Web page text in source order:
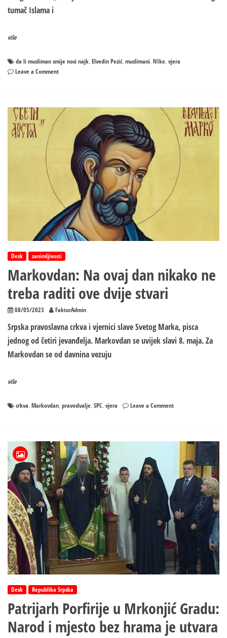
tumač Islama i
više
da li musliman smije nosi najk, Elvedin Pezić, muslimani, NIke, vjera
Leave a Commenton
MUSLIMANIMA
Odgovor
šokirati
Desk zanimljivosti
Markovdan: Na ovaj dan nikako ne
treba raditi ove dvije stvari
08/05/2023 FaktorAdmin
Srpska pravoslavna crkva i vjernici slave Svetog Marka, pisca
jednog od četiri jevanđelja. Markovdan se uvijek slavi 8. maja. Za
Markovdan se od davnina vezuju
više
crkva Markovdan pravoslvalje SPC vjera Leave a Commenton
nikako
treba
raditi
dvije
stvari
Desk Republika Srpska
Patrijarh Porfirije u Mrkonjić Gradu:
Narod i mjesto bez hrama je utvara